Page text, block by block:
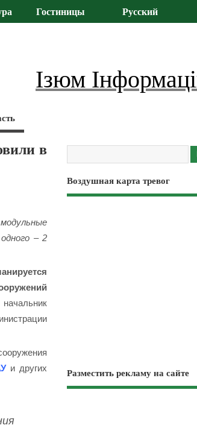
Гостиницы Русский
Ізюм
в
– 2
и других
Воздушная карта тревог
Разместить рекламу на сайте